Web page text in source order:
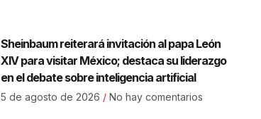
Sheinbaum reiterará invitación al papa León
XIV para visitar México; destaca su liderazgo
en el debate sobre inteligencia artificial
5 de agosto de 2026 No hay comentarios